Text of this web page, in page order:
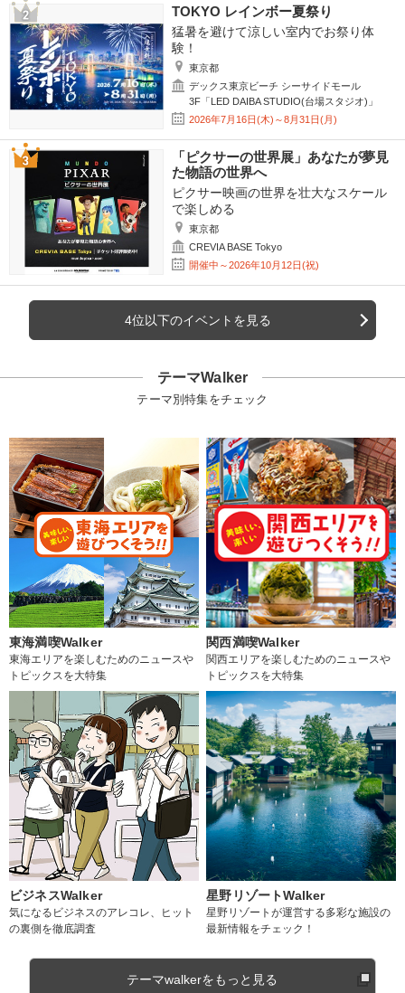
TOKYO レインボー夏祭り
猛暑を避けて涼しい室内でお祭り体
験！
東京都
デックス東京ビーチ シーサイドモール
3F「LED DAIBA STUDIO(台場スタジオ)」
2026年7月16日(木)～8月31日(月)
「ピクサーの世界展」あなたが夢見
た物語の世界へ
ピクサー映画の世界を壮大なスケール
で楽しめる
東京都
CREVIA BASE Tokyo
開催中～2026年10月12日(祝)
4位以下のイベントを見る
テーマWalker
テーマ別特集をチェック
東海満喫Walker
東海エリアを楽しむためのニュースや
トピックスを大特集
関西満喫Walker
関西エリアを楽しむためのニュースや
トピックスを大特集
ビジネスWalker
気になるビジネスのアレコレ、ヒット
の裏側を徹底調査
星野リゾートWalker
星野リゾートが運営する多彩な施設の
最新情報をチェック！
テーマwalkerをもっと見る